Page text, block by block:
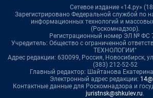
Сетевое издание «14.ру»
Зарегистрировано Федеральной службой по
информационных технологий и
(Роскомнадзор).
Регистрационный номер ЭЛ № ФС
Учредитель: Общество с ограниченной
ТЕХНОЛОГИИ"
Адрес редакции: 630099, Россия, Новосибирск,
(383) 212-52-52
Главный редактор: Шайтанова
Электронный адрес редакции:
Контактные данные для Роскомнадзора и
juristnsk@shkulev.ru.